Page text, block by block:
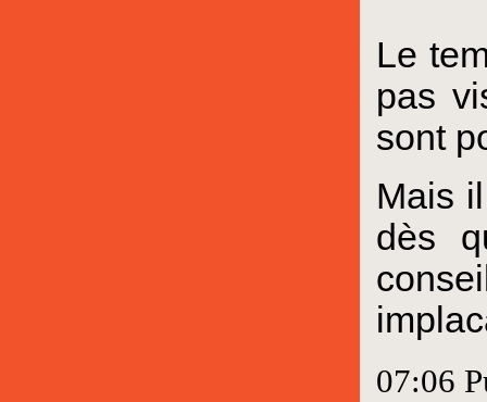
Le
pas
sont
Mais
dès
07:06